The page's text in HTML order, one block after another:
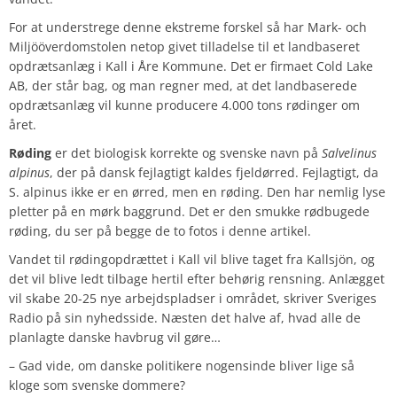
For at understrege denne ekstreme forskel så har Mark- och
Miljööverdomstolen netop givet tilladelse til et landbaseret
opdrætsanlæg i Kall i Åre Kommune. Det er firmaet Cold Lake
AB, der står bag, og man regner med, at det landbaserede
opdrætsanlæg vil kunne producere 4.000 tons rødinger om
året.
Røding er det biologisk korrekte og svenske navn på Salvelinus
alpinus, der på dansk fejlagtigt kaldes fjeldørred. Fejlagtigt, da
S. alpinus ikke er en ørred, men en røding. Den har nemlig lyse
pletter på en mørk baggrund. Det er den smukke rødbugede
røding, du ser på begge de to fotos i denne artikel.
Vandet til rødingopdrættet i Kall vil blive taget fra Kallsjön, og
det vil blive ledt tilbage hertil efter behørig rensning. Anlægget
vil skabe 20-25 nye arbejdspladser i området, skriver Sveriges
Radio på sin nyhedsside. Næsten det halve af, hvad alle de
planlagte danske havbrug vil gøre…
– Gad vide, om danske politikere nogensinde bliver lige så
kloge som svenske dommere?